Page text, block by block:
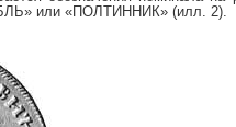
или «ПОЛТИННИК» (илл. 2).